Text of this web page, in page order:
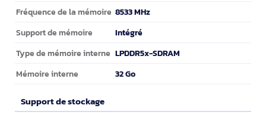
Fréquence de la mémoire 8533 MHz
Support de mémoire Intégré
Type de mémoire interne LPDDR5x-SDRAM
Mémoire interne 32 Go
Support de stockage